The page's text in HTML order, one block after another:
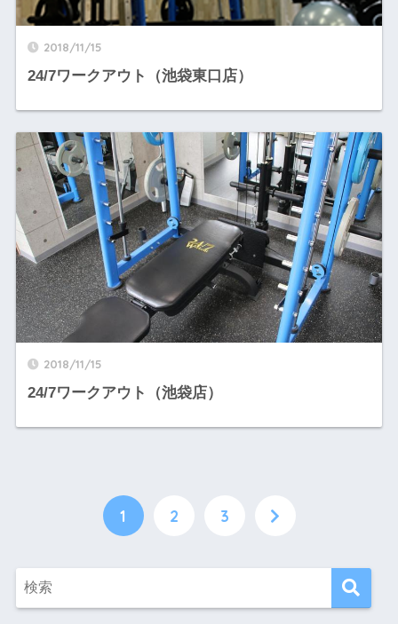
2018/11/15
24/7ワークアウト（池袋東口店）
2018/11/15
24/7ワークアウト（池袋店）
1 2 3